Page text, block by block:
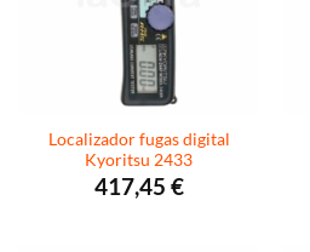
Localizador fugas digital
Kyoritsu 2433
417,45 €